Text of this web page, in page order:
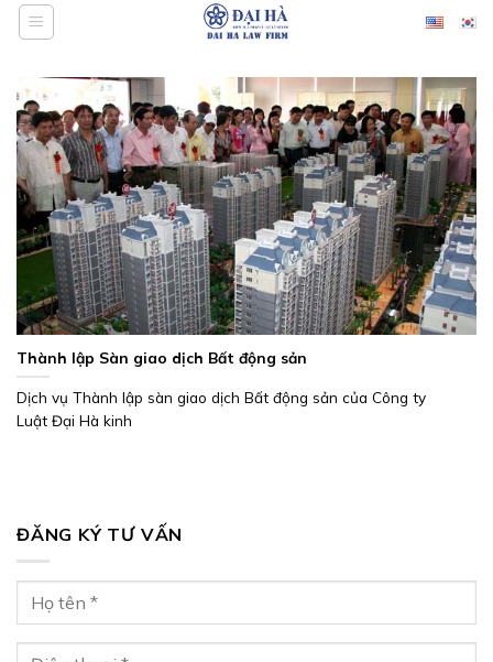
Bỏ
qua
dung
Thành lập Sàn giao dịch Bất động sản
Dịch vụ Thành lập sàn giao dịch Bất động sản của Công ty
Luật Đại Hà kinh
ĐĂNG KÝ TƯ VẤN